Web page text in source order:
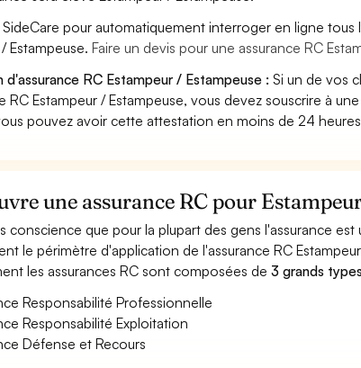
SideCare pour automatiquement interroger en ligne tous
Estampeuse.Faire un devis pour une assurance RC
RC Estampeur / Estampeuse : Si un de vos
RC Estampeur / Estampeuse, vous devez souscrire à
pouvez avoir cette attestation en moins de 24
une assurance RC pour
conscience que pour la plupart des gens l'assurance
le périmètre d'application de l'assurance RC
les assurances RC sont composées de3 grands
Responsabilité Professionnelle
Responsabilité Exploitation
Défense et Recours